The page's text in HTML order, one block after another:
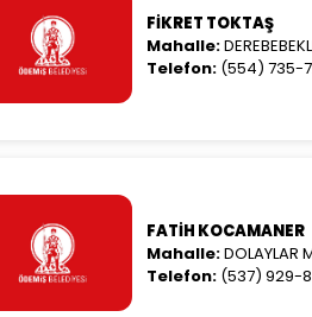
FİKRET TOKTAŞ
Mahalle:
Telefon:(554) 735-
FATİH KOCAMANER
Mahalle:DOLAYLAR
Telefon:(537) 929-